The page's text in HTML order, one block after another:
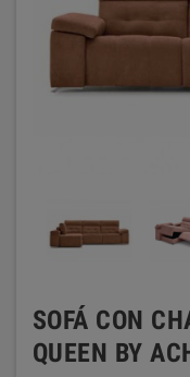
SOFÁ CON
QUEEN BY